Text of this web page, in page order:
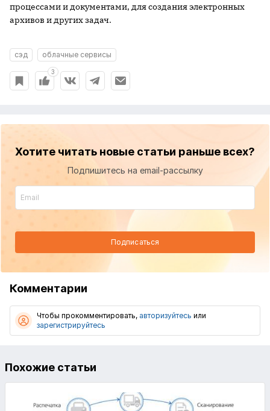
процессами и документами, для создания электронных
архивов и других задач.
сэд облачные сервисы
3
Хотите читать новые статьи раньше всех?
Подпишитесь на email-рассылку
Подписаться
Комментарии
Чтобы прокомментировать, авторизуйтесь или
зарегистрируйтесь
Похожие статьи